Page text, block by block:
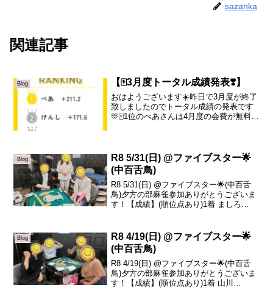
sazanka
関連記事
Blog 【🀄️3月度トータル成績発表❣️】
おはようございます☀️昨日で3月度が終了
致しましたのでトータル成績の発表です
🫶🀄️1位のべあさんは4月度の会費が無料に
度‼️気...
Blog
R8 5/31(日) @ファイブスター🌟
(中百舌鳥)
R8 5/31(日) @ファイブスター🌟(中百舌
鳥)夕方の部麻雀参加ありがとうございま
す！【成績】(順位点あり)1着 ましろ
ましろさん...
Blog
R8 4/19(日) @ファイブスター🌟
(中百舌鳥)
R8 4/19(日) @ファイブスター🌟(中百舌
鳥)夕方の部麻雀参加ありがとうございま
す！【成績】(順位点あり)1着 山川